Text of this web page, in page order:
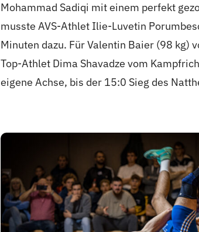
Mohammad Sadiqi mit einem perfekt
musste AVS-Athlet Ilie-Luvetin
Minuten dazu. Für Valentin Baier (98 kg)
Top-Athlet Dima Shavadze vom
eigene Achse, bis der 15:0 Sieg des